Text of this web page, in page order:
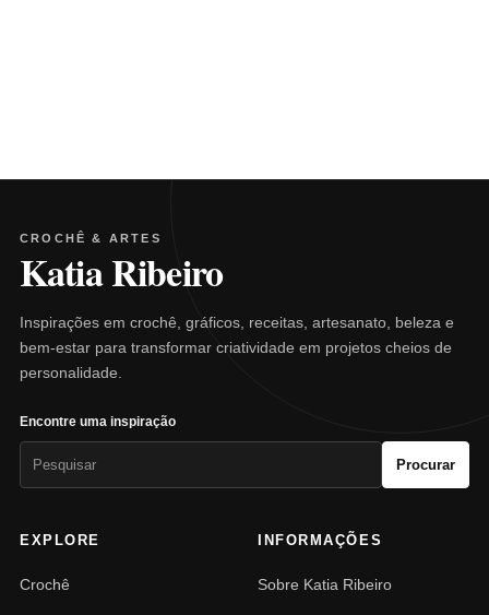
CROCHÊ & ARTES
Katia Ribeiro
Inspirações em crochê, gráficos, receitas, artesanato, beleza e
bem-estar para transformar criatividade em projetos cheios de
personalidade.
Encontre uma inspiração
Procurar
EXPLORE
Crochê
INFORMAÇÕES
Sobre Katia Ribeiro